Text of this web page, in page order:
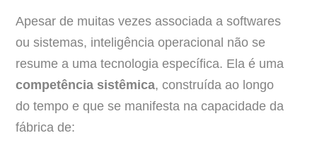
Apesar de muitas vezes associada a softwares
ou sistemas, inteligência operacional não se
resume a uma tecnologia específica. Ela é uma
competência sistêmica, construída ao longo
do tempo e que se manifesta na capacidade da
fábrica de: